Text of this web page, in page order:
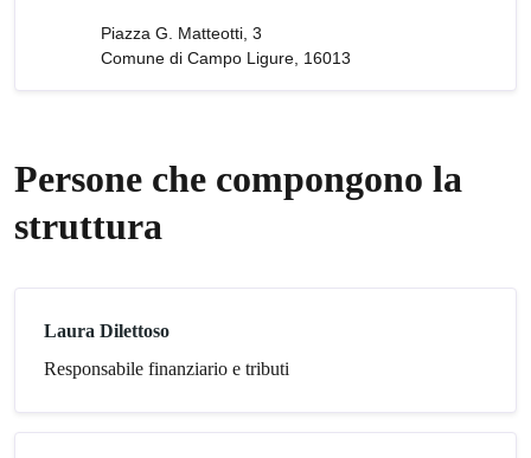
Piazza G. Matteotti, 3
Comune di Campo Ligure, 16013
Persone che compongono la
struttura
Laura Dilettoso
Responsabile finanziario e tributi